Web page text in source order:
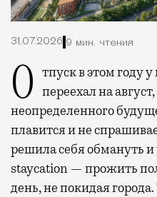
31.07.2026 9 мин. чтения
Отпуск в этом году у меня кочует: сначала переехал на
неопределенного
плавится и не
решила себя обмануть
staycation — прожить
день, не покидая